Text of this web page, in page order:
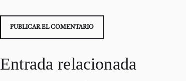
Entrada relacionada